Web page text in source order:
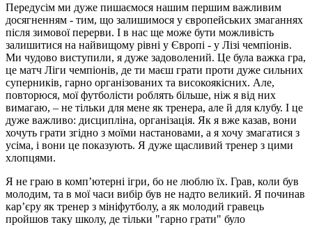
Передусім ми дуже пишаємося нашим першим важливим
досягненням - тим, що залишимося у європейських змаганнях
після зимової перерви. І в нас ще може бути можливість
залишитися на найвищому рівні у Європі - у Лізі чемпіонів.
Ми чудово виступили, я дуже задоволений. Це була важка гра,
це матч Ліги чемпіонів, де ти маєш грати проти дуже сильних
суперників, гарно організованих та високоякісних. Але,
повторюся, мої футболісти роблять більше, ніж я від них
вимагаю, – не тільки для мене як тренера, але й для клубу. І це
дуже важливо: дисципліна, організація. Як я вже казав, вони
хочуть грати згідно з моїми настановами, а я хочу змагатися з
усіма, і вони це показують. Я дуже щасливий тренер з цими
хлопцями.
Я не граю в комп’ютерні ігри, бо не люблю їх. Грав, коли був
молодим, та в мої часи вибір був не надто великий. Я починав
кар’єру як тренер з мініфутболу, а як молодий гравець
пройшов таку школу, де тільки "гарно грати" було